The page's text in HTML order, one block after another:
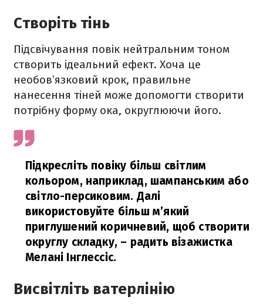
Створіть тінь
Підсвічування повік нейтральним тоном
створить ідеальний ефект. Хоча це
необов’язковий крок, правильне
нанесення тіней може допомогти створити
потрібну форму ока, округлюючи його.
Підкресліть повіку більш світлим
кольором, наприклад, шампанським або
світло-персиковим. Далі
використовуйте більш м’який
приглушений коричневий, щоб створити
округлу складку, – радить візажистка
Мелані Інглессіс.
Висвітліть ватерлінію